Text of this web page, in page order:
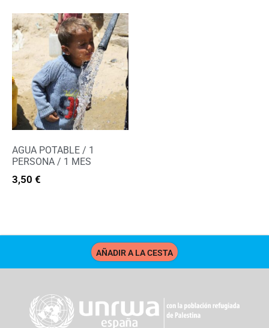
AGUA POTABLE / 1
PERSONA / 1 MES
3,50 €
AÑADIR A LA CESTA